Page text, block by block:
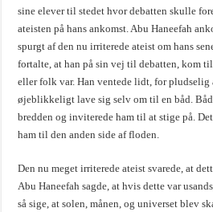
sine elever til stedet hvor debatten skulle
ateisten på hans ankomst. Abu Haneefah
spurgt af den nu irriterede ateist om hans
fortalte, at han på sin vej til debatten, kom
eller folk var. Han ventede lidt, for pludselig
øjeblikkeligt lave sig selv om til en båd.
bredden og inviterede ham til at stige på.
ham til den anden side af floden.
Den nu meget irriterede ateist svarede, at
Abu Haneefah sagde, at hvis dette var
så sige, at solen, månen, og universet blev